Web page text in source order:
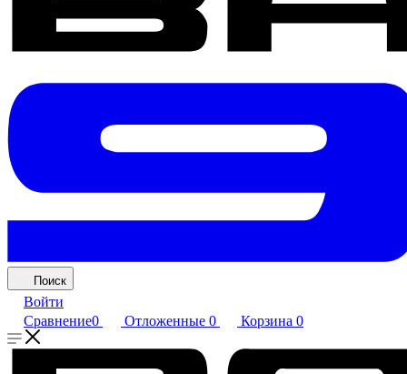
Поиск
Войти
Сравнение0 Отложенные 0 Корзина 0